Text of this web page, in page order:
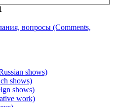
вопросы (Comments,
shows)
shows)
shows)
work)